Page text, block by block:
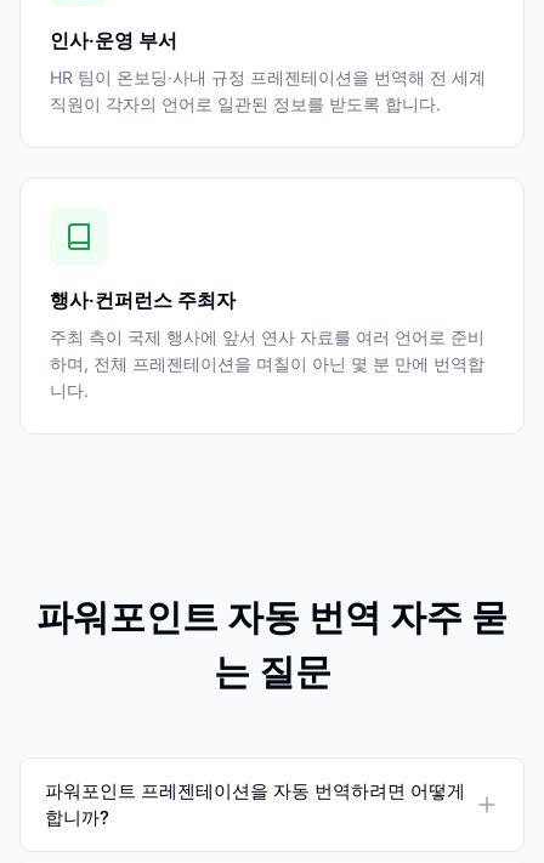
인사·운영 부서
HR 팀이 온보딩·사내 규정 프레젠테이션을 번역해 전 세계
직원이 각자의 언어로 일관된 정보를 받도록 합니다.
행사·컨퍼런스 주최자
주최 측이 국제 행사에 앞서 연사 자료를 여러 언어로 준비
하며, 전체 프레젠테이션을 며칠이 아닌 몇 분 만에 번역합
니다.
파워포인트 자동 번역 자주 묻
는 질문
파워포인트 프레젠테이션을 자동 번역하려면 어떻게
합니까?